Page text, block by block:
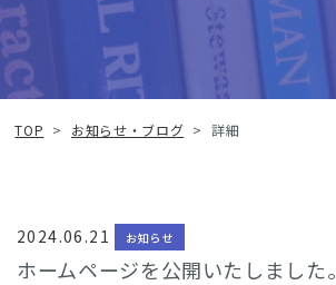
TOP > お知らせ・ブログ > 詳細
2024.06.21 お知らせ
ホームページを公開いたしました。